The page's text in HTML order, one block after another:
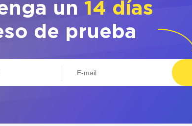
un 14 días
de prueba